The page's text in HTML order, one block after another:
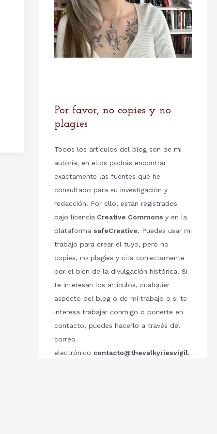
Por favor, no copies y no
plagies
Todos los artículos del blog son de mi
autoría, en ellos podrás encontrar
exactamente las fuentes que he
consultado para su investigación y
redacción. Por ello, están registrados
bajo licencia Creative Commons y en la
plataforma safeCreative. Puedes usar mi
trabajo para crear el tuyo, pero no
copies, no plagies y cita correctamente
por el bien de la divulgación histórica. Si
te interesan los artículos, cualquier
aspecto del blog o de mi trabajo o si te
interesa trabajar conmigo o ponerte en
contacto, puedes hacerlo a través del
correo
electrónico contacto@thevalkyriesvigil.